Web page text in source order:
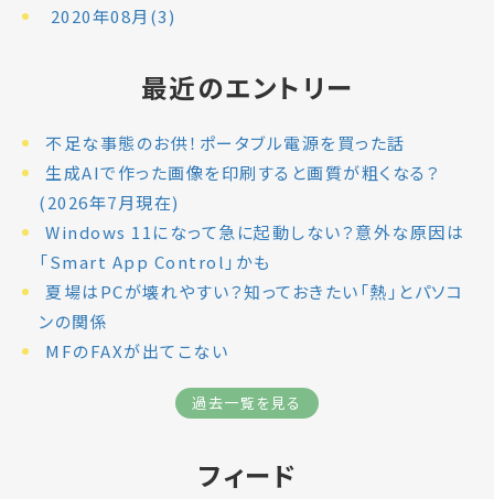
2020年08月(3)
最近のエントリー
不足な事態のお供！ポータブル電源を買った話
生成AIで作った画像を印刷すると画質が粗くなる？
(2026年7月現在)
Windows 11になって急に起動しない？意外な原因は
「Smart App Control」かも
夏場はPCが壊れやすい？知っておきたい「熱」とパソコ
ンの関係
MFのFAXが出てこない
過去一覧を見る
フィード